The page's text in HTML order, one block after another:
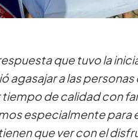
que tuvo la
agasajar a las
de calidad con
especialmente para
que ver con el